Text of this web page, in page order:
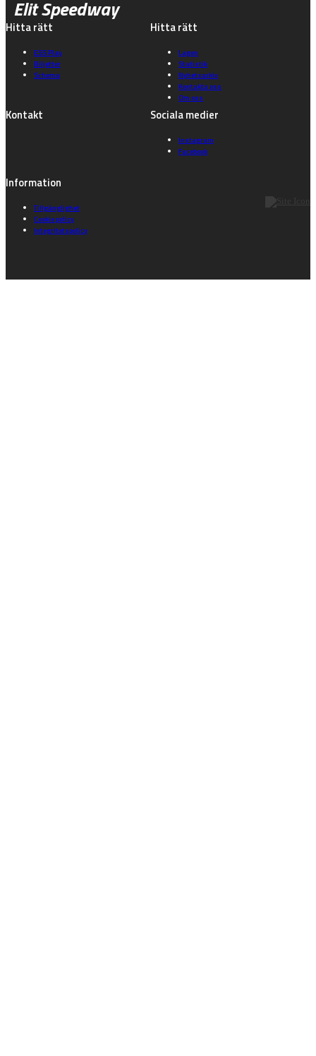
Elit Speedway
Hitta rätt
ESS Play
Biljetter
Schema
Hitta rätt
Lagen
Statistik
Nyhetsarkiv
Kontakta oss
Om oss
Kontakt Sociala medier
Instagram
Facebook
Information
Tillgänglighet
Cookie policy
Integritetspolicy